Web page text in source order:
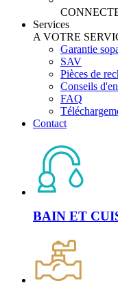
Services
A VOTRE
Garantie
SAV
Pièces de
Conseils
FAQ
Contact
BAIN ET